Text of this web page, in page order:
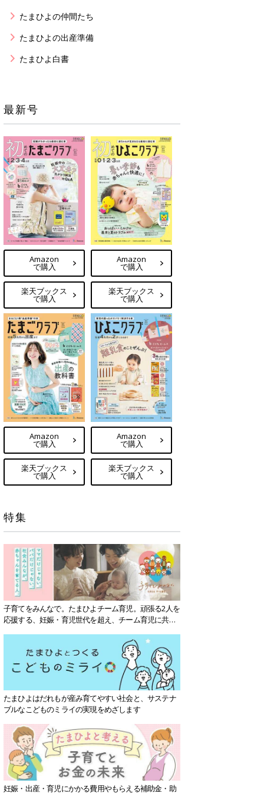
たまひよの仲間たち
たまひよの出産準備
たまひよ白書
最新号
Amazon
で購入
楽天ブックス
で購入
Amazon
で購入
楽天ブックス
で購入
Amazon
で購入
楽天ブックス
で購入
Amazon
で購入
楽天ブックス
で購入
特集
子育てをみんなで。たまひよチーム育児。頑張る2人を
応援する、妊娠・育児世代を超え、チーム育児に共感
たまひよはだれもが産み育てやすい社会と、サステナ
ブルなこどものミライの実現をめざします
妊娠・出産・育児にかかる費用やもらえる補助金・助